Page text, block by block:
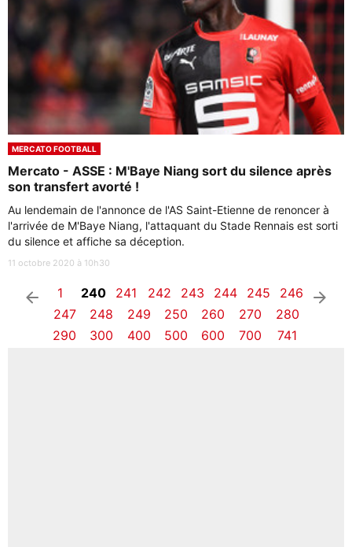
MERCATO FOOTBALL
Mercato - ASSE : M'Baye Niang sort du silence après
son transfert avorté !
Au lendemain de l'annonce de l'AS Saint-Etienne de renoncer à
l'arrivée de M'Baye Niang, l'attaquant du Stade Rennais est sorti
du silence et affiche sa déception.
11 octobre 2020 à 10h30
arrow_left 1 240 241 242 243 244 245
246
247
248 249 250 260 270
280
290
300 400 500 600 700 741
arrow_right